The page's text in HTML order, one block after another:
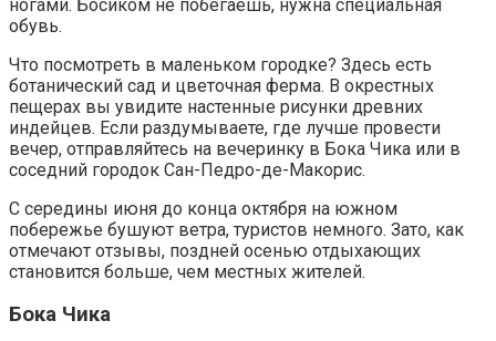
ногами. Босиком не побегаешь, нужна специальная
обувь.
Что посмотреть в маленьком городке? Здесь есть
ботанический сад и цветочная ферма. В окрестных
пещерах вы увидите настенные рисунки древних
индейцев. Если раздумываете, где лучше провести
вечер, отправляйтесь на вечеринку в Бока Чика или в
соседний городок Сан-Педро-де-Макорис.
С середины июня до конца октября на южном
побережье бушуют ветра, туристов немного. Зато, как
отмечают отзывы, поздней осенью отдыхающих
становится больше, чем местных жителей.
Бока Чика